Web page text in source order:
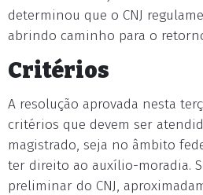
determinou que o CNJ
abrindo caminho para o
Critérios
A resolução aprovada nesta
critérios que devem ser
magistrado, seja no âmbito
ter direito ao auxílio-moradia.
preliminar do CNJ,